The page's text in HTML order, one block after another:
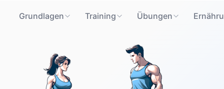
Grundlagen Training Übungen